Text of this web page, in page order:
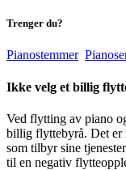
Trenger du?
Pianostemmer
Ikke velg et billig
Ved flytting av piano
billig flyttebyrå. Det er
som tilbyr sine
til en negativ